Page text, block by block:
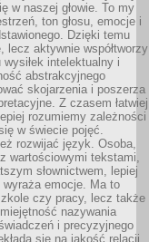
w naszej głowie. To my
ton głosu, emocje i
Dzięki temu
lecz aktywnie współtworzy
intelektualny i
abstrakcyjnego
skojarzenia i poszerza
Z czasem łatwiej
rozumiemy zależności
w świecie pojęć.
rozwijać język. Osoba,
wartościowymi tekstami,
słownictwem, lepiej
wyraża emocje. Ma to
czy pracy, lecz także
nazywania
i precyzyjnego
się na jakość relacji